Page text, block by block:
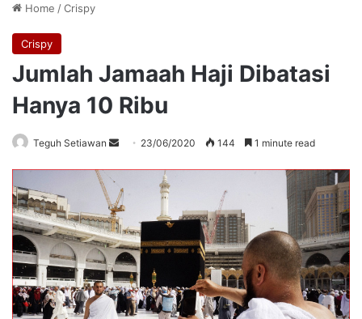
Home /Crispy
Crispy
Jumlah Jamaah Haji Dibatasi
Hanya 10 Ribu
Teguh Setiawan
Send 23/06/2020 144 1 minute read